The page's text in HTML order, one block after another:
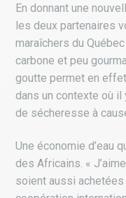
En donnant une
les deux partenaires
maraîchers du
carbone et peu
goutte permet en effet
dans un contexte où
de sécheresse à
Une économie d’eau
des Africains. «
soient aussi